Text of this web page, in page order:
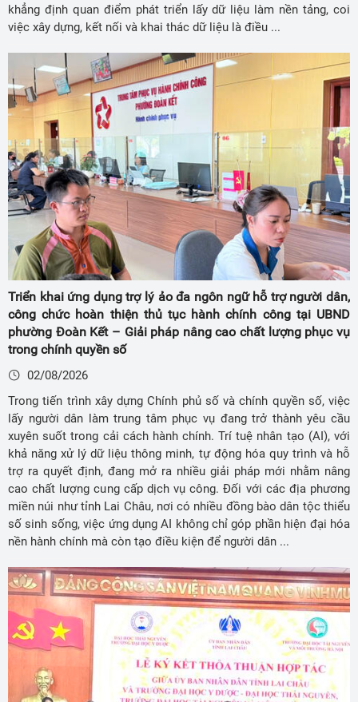
khẳng định quan điểm phát triển lấy dữ liệu làm nền tảng, coi
việc xây dựng, kết nối và khai thác dữ liệu là điều ...
Triển khai ứng dụng trợ lý ảo đa ngôn ngữ hỗ trợ người dân,
công chức hoàn thiện thủ tục hành chính công tại UBND
phường Đoàn Kết – Giải pháp nâng cao chất lượng phục vụ
trong chính quyền số
02/08/2026
Trong tiến trình xây dựng Chính phủ số và chính quyền số, việc
lấy người dân làm trung tâm phục vụ đang trở thành yêu cầu
xuyên suốt trong cải cách hành chính. Trí tuệ nhân tạo (AI), với
khả năng xử lý dữ liệu thông minh, tự động hóa quy trình và hỗ
trợ ra quyết định, đang mở ra nhiều giải pháp mới nhằm nâng
cao chất lượng cung cấp dịch vụ công. Đối với các địa phương
miền núi như tỉnh Lai Châu, nơi có nhiều đồng bào dân tộc thiểu
số sinh sống, việc ứng dụng AI không chỉ góp phần hiện đại hóa
nền hành chính mà còn tạo điều kiện để người dân ...